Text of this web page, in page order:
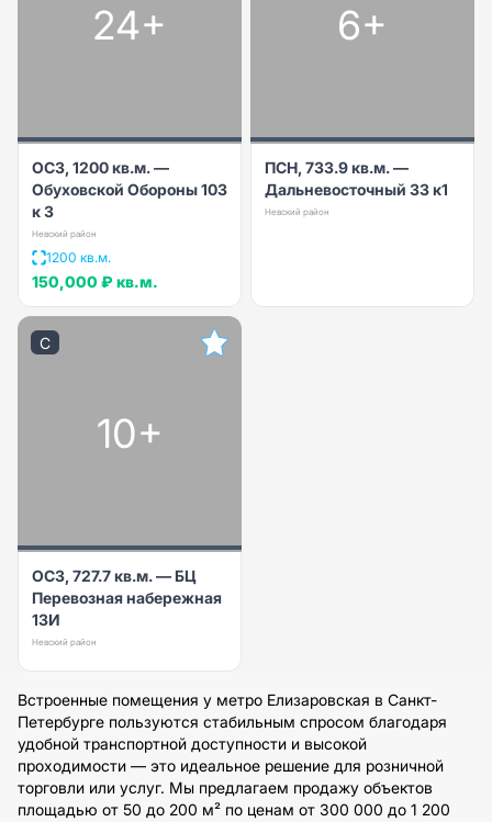
24+
ОСЗ, 1200 кв.м. —
Обуховской Обороны 103
к 3
Невский район
1200 кв.м.
150,000 ₽ кв.м.
6+
ПСН, 733.9 кв.м. —
Дальневосточный 33 к1
Невский район
C
10+
ОСЗ, 727.7 кв.м. — БЦ
Перевозная набережная
13И
Невский район
Встроенные помещения у метро Елизаровская в Санкт-
Петербурге пользуются стабильным спросом благодаря
удобной транспортной доступности и высокой
проходимости — это идеальное решение для розничной
торговли или услуг. Мы предлагаем продажу объектов
площадью от 50 до 200 м² по ценам от 300 000 до 1 200